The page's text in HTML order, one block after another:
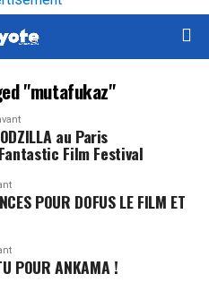
"mutafukaz"
au Paris
Film Festival
POUR DOFUS LE FILM ET
POUR ANKAMA !